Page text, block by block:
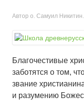
Автор о. Самуил Никитин.
Благочестивые
заботятся о том,
звание
и разумению